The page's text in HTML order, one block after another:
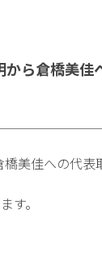
ら倉橋美
美佳への代表
す。